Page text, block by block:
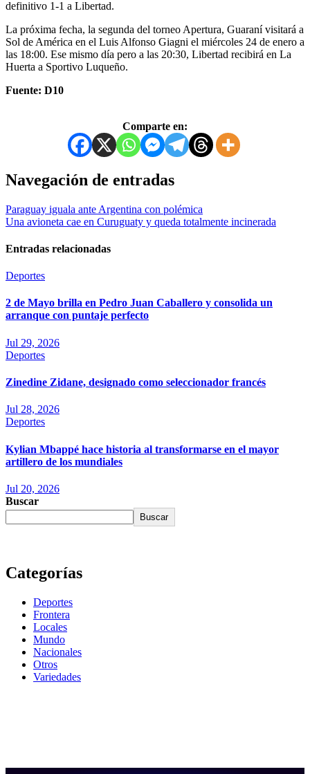
definitivo 1-1 a Libertad.
La próxima fecha, la segunda del torneo Apertura, Guaraní visitará a
Sol de América en el Luis Alfonso Giagni el miércoles 24 de enero a
las 18:00. Ese mismo día pero a las 20:30, Libertad recibirá en La
Huerta a Sportivo Luqueño.
Fuente: D10
Comparte en:
Navegación de entradas
Paraguay iguala ante Argentina con polémica
Una avioneta cae en Curuguaty y queda totalmente incinerada
Entradas relacionadas
Deportes
2 de Mayo brilla en Pedro Juan Caballero y consolida un
arranque con puntaje perfecto
Jul 29, 2026
Deportes
Zinedine Zidane, designado como seleccionador francés
Jul 28, 2026
Deportes
Kylian Mbappé hace historia al transformarse en el mayor
artillero de los mundiales
Jul 20, 2026
Buscar
Buscar
Categorías
Deportes
Frontera
Locales
Mundo
Nacionales
Otros
Variedades